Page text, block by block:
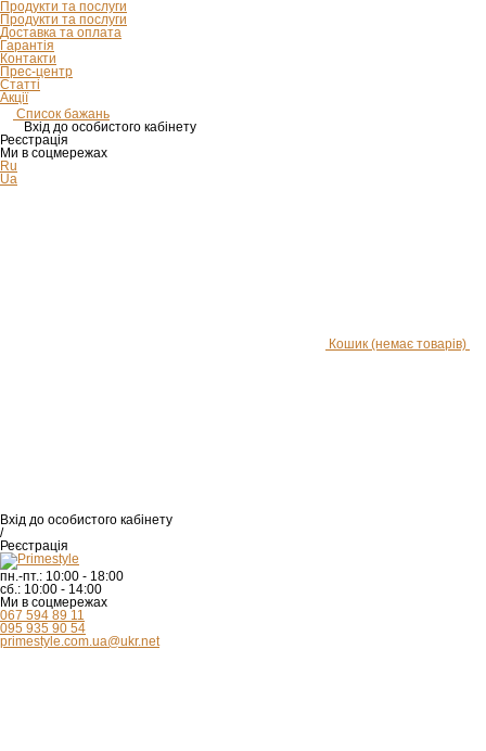
Продукти та послуги
Продукти та послуги
Доставка та оплата
Гарантія
Контакти
Прес-центр
Статті
Акції
Список бажань
Вхід до особистого кабінету
Реєстрація
Ми в соцмережах
Ru
Ua
Кошик (немає товарів)
Вхід до особистого кабінету
/
Реєстрація
пн.-пт.: 10:00 - 18:00
сб.: 10:00 - 14:00
Ми в соцмережах
067 594 89 11
095 935 90 54
primestyle.com.ua@ukr.net